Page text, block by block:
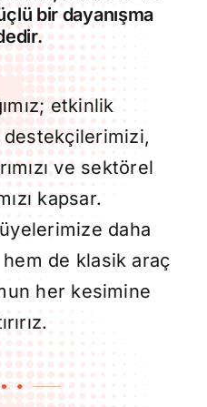
bir dayanışma
etkinlik
destekçilerimizi,
ve sektörel
kapsar.
daha
de klasik araç
her kesimine